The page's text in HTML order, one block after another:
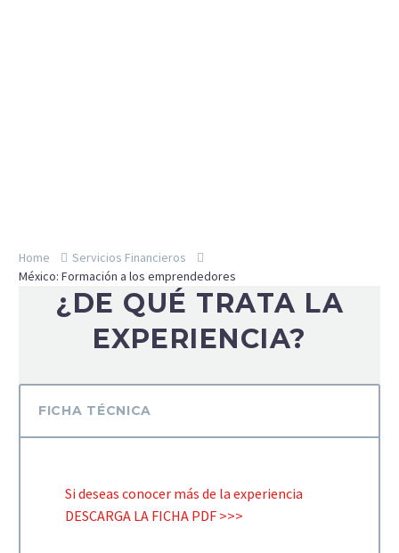
Home
Servicios Financieros
México: Formación a los emprendedores
¿DE QUÉ TRATA LA
EXPERIENCIA?
FICHA TÉCNICA
Si deseas conocer más de la experiencia
DESCARGA LA FICHA PDF >>>